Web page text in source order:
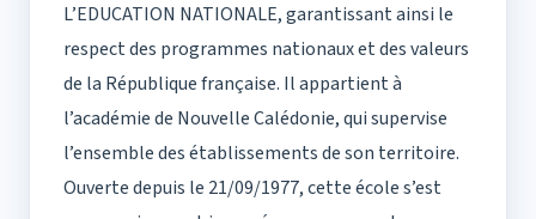
L’EDUCATION NATIONALE, garantissant ainsi le
respect des programmes nationaux et des valeurs
de la République française. Il appartient à
l’académie de Nouvelle Calédonie, qui supervise
l’ensemble des établissements de son territoire.
Ouverte depuis le 21/09/1977, cette école s’est